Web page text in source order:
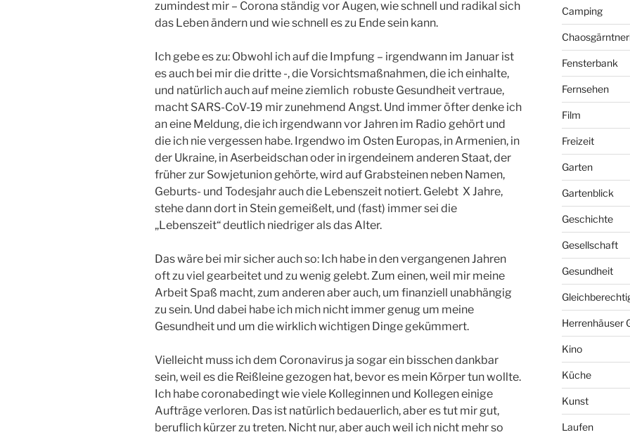
zumindest mir – Corona ständig vor Augen, wie schnell und radikal sich
das Leben ändern und wie schnell es zu Ende sein kann.
Ich gebe es zu: Obwohl ich auf die Impfung – irgendwann im Januar ist
es auch bei mir die dritte -, die Vorsichtsmaßnahmen, die ich einhalte,
und natürlich auch auf meine ziemlich robuste Gesundheit vertraue,
macht SARS-CoV-19 mir zunehmend Angst. Und immer öfter denke ich
an eine Meldung, die ich irgendwann vor Jahren im Radio gehört und
die ich nie vergessen habe. Irgendwo im Osten Europas, in Armenien, in
der Ukraine, in Aserbeidschan oder in irgendeinem anderen Staat, der
früher zur Sowjetunion gehörte, wird auf Grabsteinen neben Namen,
Geburts- und Todesjahr auch die Lebenszeit notiert. Gelebt X Jahre,
stehe dann dort in Stein gemeißelt, und (fast) immer sei die
„Lebenszeit“ deutlich niedriger als das Alter.
Das wäre bei mir sicher auch so: Ich habe in den vergangenen Jahren
oft zu viel gearbeitet und zu wenig gelebt. Zum einen, weil mir meine
Arbeit Spaß macht, zum anderen aber auch, um finanziell unabhängig
zu sein. Und dabei habe ich mich nicht immer genug um meine
Gesundheit und um die wirklich wichtigen Dinge gekümmert.
Vielleicht muss ich dem Coronavirus ja sogar ein bisschen dankbar
sein, weil es die Reißleine gezogen hat, bevor es mein Körper tun wollte.
Ich habe coronabedingt wie viele Kolleginnen und Kollegen einige
Aufträge verloren. Das ist natürlich bedauerlich, aber es tut mir gut,
beruflich kürzer zu treten. Nicht nur, aber auch weil ich nicht mehr so
Camping
Fensterbank
Fernsehen
Film
Freizeit
Garten
Gartenblick
Geschichte
Gesellschaft
Gesundheit
Herrenhäuser
Kino
Küche
Kunst
Laufen